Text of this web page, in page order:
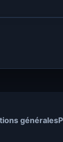
générales